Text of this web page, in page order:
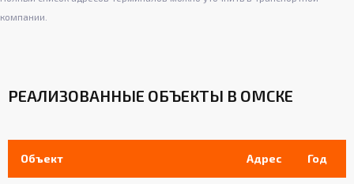
компании.
РЕАЛИЗОВАННЫЕ ОБЪЕКТЫ В ОМСКЕ
Объект Адрес Год